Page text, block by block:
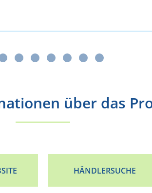
über das
HÄNDLERSUCHE